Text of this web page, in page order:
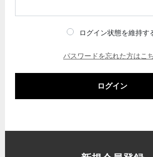
ログイン状態を維持す
パスワードを忘れた方はこ
ログイン